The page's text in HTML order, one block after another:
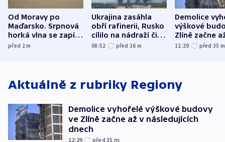
Od Moravy po
Maďarsko. Srpnová
horká vlna se zapíše
do dějin
před 2m
Ukrajina zasáhla
obří rafinerii, Rusko
cílilo na nádraží či
autobus
08:52 před 16 m
Demolice
výškové
Zlíně začne
následujících
12:29 před 35 m
Aktuálně z rubriky Regiony
Demolice vyhořelé výškové budovy
ve Zlíně začne až v následujících
dnech
12:29 před 35 m